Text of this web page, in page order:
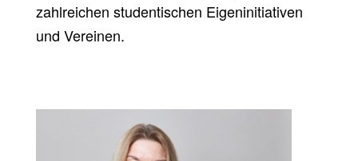
zahlreichen studentischen Eigeninitiativen
und Vereinen.